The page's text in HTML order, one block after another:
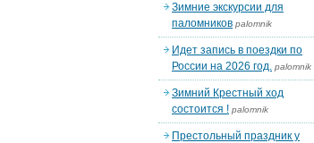
Зимние экскурсии для
паломников palomnik
Идет запись в поездки по
России на 2026 год. palomnik
Зимний Крестный ход
состоится ! palomnik
Престольный праздник у